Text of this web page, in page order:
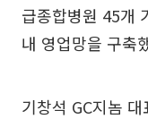
급종합병원 45개
내 영업망을 구축
기창석 GC지놈